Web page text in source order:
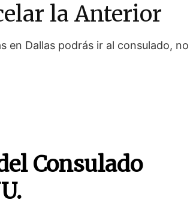
la Anterior
en Dallas podrás ir al consulado, no
Consulado